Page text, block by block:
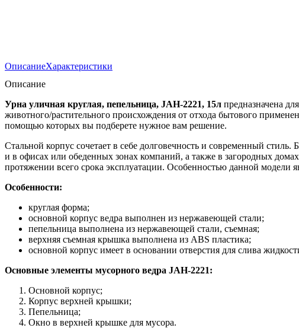
ОписаниеХарактеристики
Описание
Урна уличная круглая, пепельница, JAH-2221, 15л предназначена
животного/растительного происхождения от отхода бытового
помощью которых вы подберете нужное вам решение.
Стальной корпус сочетает в себе долговечность и современный
и в офисах или обеденных зонах компаний, а также в загородных
протяжении всего срока эксплуатации. Особенностью данной модели
Особенности:
круглая форма;
основной корпус ведра выполнен из нержавеющей стали;
пепельница выполнена из нержавеющей стали, съемная;
верхняя съемная крышка выполнена из ABS пластика;
основной корпус имеет в основании отверстия для слива
Основные элементы мусорного ведра JAH-2221:
Основной корпус;
Корпус верхней крышки;
Пепельница;
Окно в верхней крышке для мусора.